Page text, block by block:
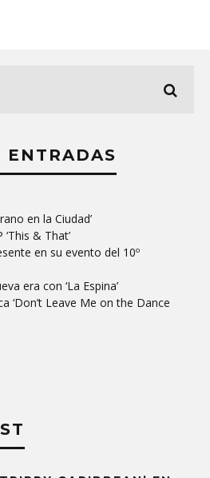
ENTRADAS
en la Ciudad’
& That’
en su evento del 10º
era con ‘La Espina’
‘Don’t Leave Me on the Dance